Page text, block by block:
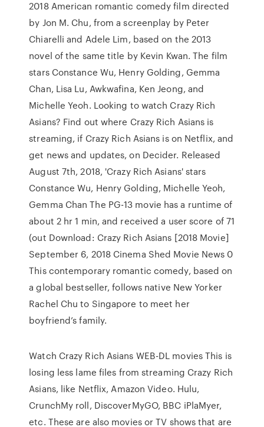
2018 American romantic comedy film directed
by Jon M. Chu, from a screenplay by Peter
Chiarelli and Adele Lim, based on the 2013
novel of the same title by Kevin Kwan. The film
stars Constance Wu, Henry Golding, Gemma
Chan, Lisa Lu, Awkwafina, Ken Jeong, and
Michelle Yeoh. Looking to watch Crazy Rich
Asians? Find out where Crazy Rich Asians is
streaming, if Crazy Rich Asians is on Netflix, and
get news and updates, on Decider. Released
August 7th, 2018, 'Crazy Rich Asians' stars
Constance Wu, Henry Golding, Michelle Yeoh,
Gemma Chan The PG-13 movie has a runtime of
about 2 hr 1 min, and received a user score of 71
(out Download: Crazy Rich Asians [2018 Movie]
September 6, 2018 Cinema Shed Movie News 0
This contemporary romantic comedy, based on
a global bestseller, follows native New Yorker
Rachel Chu to Singapore to meet her
boyfriend’s family.
Watch Crazy Rich Asians WEB-DL movies This is
losing less lame files from streaming Crazy Rich
Asians, like Netflix, Amazon Video. Hulu,
CrunchMy roll, DiscoverMyGO, BBC iPlaMyer,
etc. These are also movies or TV shows that are